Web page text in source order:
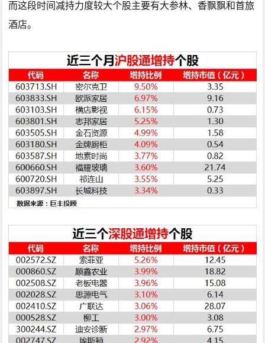
而这段时间减持力度较大个股主要有大参林、香飘飘和首旅
酒店。